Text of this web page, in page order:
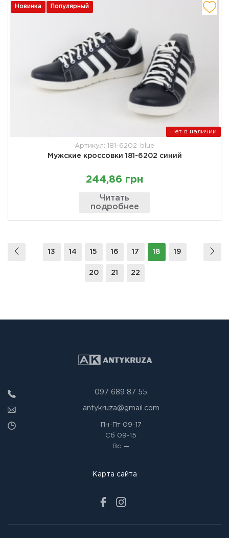
Новинка Популярный
Нет в наличии
Артикул: 181-6202-blue
Мужские кроссовки 181-6202 синий
244,86 грн
Читать
подробнее
13 14 15 16 17 18 19
20 21 22
097 689 87 55
antykruza@gmail.com
Пн-Пт09-17
Сб 09-15
Вс —
Карта сайта